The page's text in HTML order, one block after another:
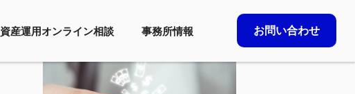
資産運用オンライン相談 事務所情報 お問い合わせ